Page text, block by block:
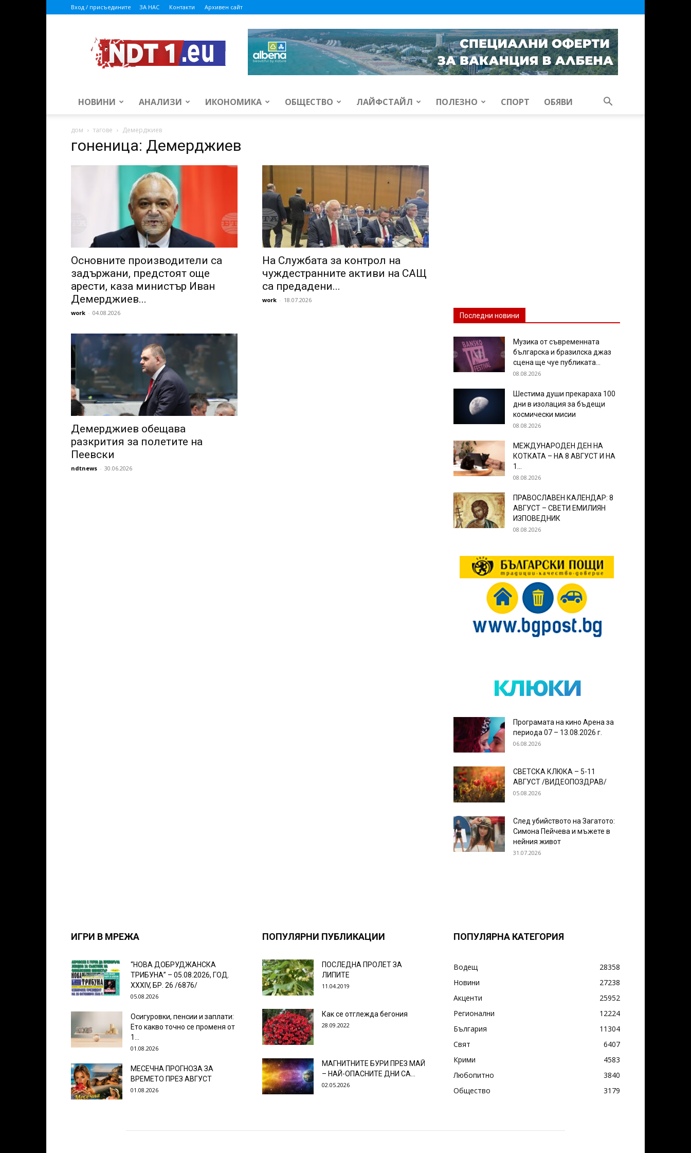
Вход / присъедините ЗА НАС Контакти Архивен сайт
НОВИНИ АНАЛИЗИ ИКОНОМИКА ОБЩЕСТВО ЛАЙФСТАЙЛ ПОЛЕЗНО СПОРТ ОБЯВИ
дом тагове Демерджиев
гоненица: Демерджиев
Основните производители са
задържани, предстоят още
арести, каза министър Иван
Демерджиев...
work - 04.08.2026
На Службата за контрол на
чуждестранните активи на САЩ
са предадени...
work - 18.07.2026
Демерджиев обещава
разкрития за полетите на
Пеевски
ndtnews - 30.06.2026
Последни новини
Музика от съвременната
българска и бразилска джаз
сцена ще чуе публиката...
08.08.2026
Шестима души прекараха 100
дни в изолация за бъдещи
космически мисии
08.08.2026
МЕЖДУНАРОДЕН ДЕН НА
КОТКАТА – НА 8 АВГУСТ И НА
1...
08.08.2026
ПРАВОСЛАВЕН КАЛЕНДАР: 8
АВГУСТ – СВЕТИ ЕМИЛИЯН
ИЗПОВЕДНИК
08.08.2026
клюки
Програмата на кино Арена за
периода 07 – 13.08.2026 г.
06.08.2026
СВЕТСКА КЛЮКА – 5-11
АВГУСТ /ВИДЕОПОЗДРАВ/
05.08.2026
След убийството на Загатото:
Симона Пейчева и мъжете в
нейния живот
31.07.2026
ИГРИ В МРЕЖА
“НОВА ДОБРУДЖАНСКА
ТРИБУНА” – 05.08.2026, ГОД.
XXХIV, БР. 26 /6876/
05.08.2026
Осигуровки, пенсии и заплати:
Ето какво точно се променя от
1...
01.08.2026
МЕСЕЧНА ПРОГНОЗА ЗА
ВРЕМЕТО ПРЕЗ АВГУСТ
01.08.2026
ПОПУЛЯРНИ ПУБЛИКАЦИИ
ПОСЛЕДНА ПРОЛЕТ ЗА
ЛИПИТЕ
11.04.2019
Как се отглежда бегония
28.09.2022
МАГНИТНИТЕ БУРИ ПРЕЗ МАЙ
– НАЙ-ОПАСНИТЕ ДНИ СА…
02.05.2026
ПОПУЛЯРНА КАТЕГОРИЯ
Водещ
28358
Новини
27238
Акценти
25952
Регионални
12224
България
11304
Свят
6407
Крими
4583
Любопитно
3840
Общество
3179